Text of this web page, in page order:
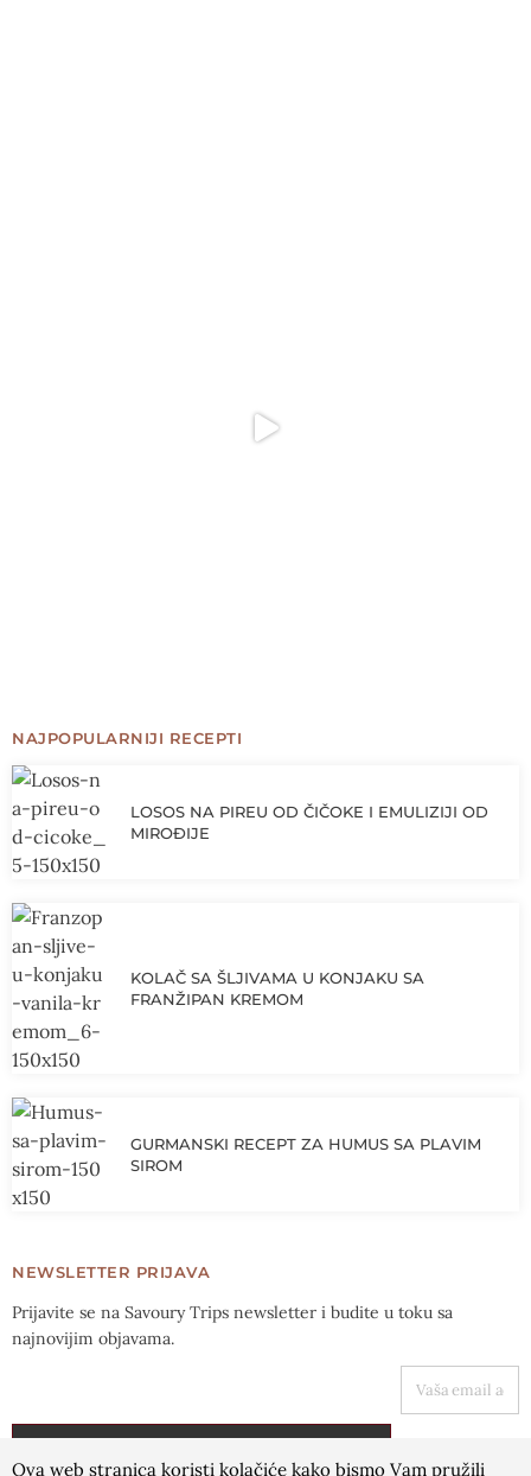
NAJPOPULARNIJI RECEPTI
LOSOS NA PIREU OD ČIČOKE I EMULIZIJI OD
MIROĐIJE
KOLAČ SA ŠLJIVAMA U KONJAKU SA
FRANŽIPAN KREMOM
GURMANSKI RECEPT ZA HUMUS SA PLAVIM
SIROM
NEWSLETTER PRIJAVA
Prijavite se na Savoury Trips newsletter i budite u toku sa
najnovijim objavama.
Ova web stranica koristi kolačiće kako bismo Vam pružili